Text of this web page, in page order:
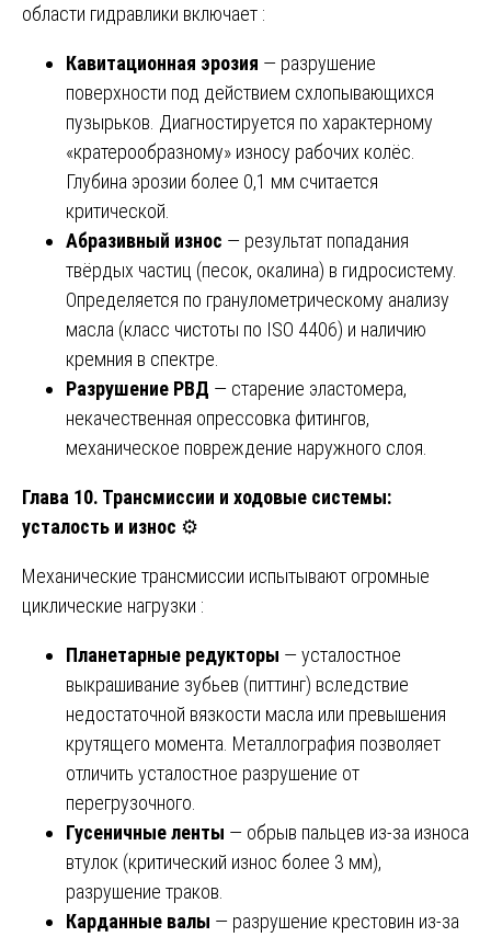
области гидравлики включает :
Кавитационная эрозия — разрушение
поверхности под действием схлопывающихся
пузырьков. Диагностируется по характерному
«кратерообразному» износу рабочих колёс.
Глубина эрозии более 0,1 мм считается
критической.
Абразивный износ — результат попадания
твёрдых частиц (песок, окалина) в гидросистему.
Определяется по гранулометрическому анализу
масла (класс чистоты по ISO 4406) и наличию
кремния в спектре.
Разрушение РВД — старение эластомера,
некачественная опрессовка фитингов,
механическое повреждение наружного слоя.
Глава 10. Трансмиссии и ходовые системы:
усталость и износ ⚙️
Механические трансмиссии испытывают огромные
циклические нагрузки :
Планетарные редукторы — усталостное
выкрашивание зубьев (питтинг) вследствие
недостаточной вязкости масла или превышения
крутящего момента. Металлография позволяет
отличить усталостное разрушение от
перегрузочного.
Гусеничные ленты — обрыв пальцев из-за износа
втулок (критический износ более 3 мм),
разрушение траков.
Карданные валы — разрушение крестовин из-за